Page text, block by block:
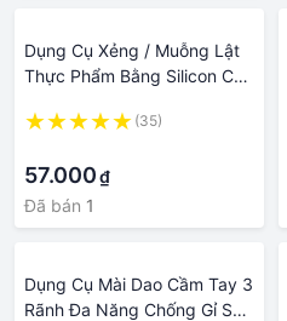
Dụng Cụ Xẻng / Muỗng Lật
Thực Phẩm Bằng Silicon Có
Gỉ Cao Cấp
(35)
57.000₫
Đã bán 1
Dụng Cụ Mài Dao Cầm Tay 3
Rãnh Đa Năng Chống Gỉ Sét